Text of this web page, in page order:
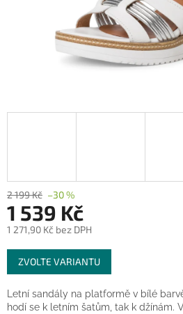
2 199 Kč –30 %
1 539 Kč
1 271,90 Kč bez DPH
Měrná
cena:
ZVOLTE VARIANTU
Letní sandály na platformě v bílé
hodí se k letním šatům, tak k džínám.